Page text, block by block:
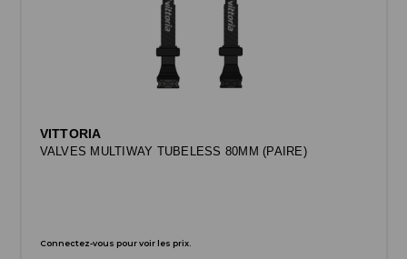
VITTORIA
VALVES MULTIWAY TUBELESS 80MM (PAIRE)
Connectez-vous pour voir les prix.